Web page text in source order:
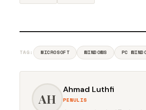
TAG: MICROSOFT WINDOWS PC
AH
Ahmad Luthfi
PENULIS